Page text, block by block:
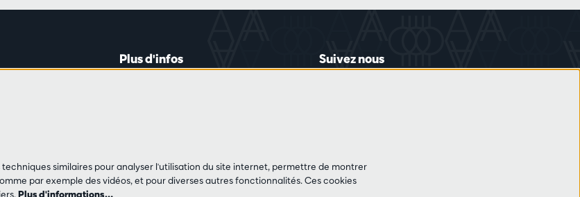
Plus d'infos Suivez nous
techniques similaires pour analyser l'utilisation du site internet, permettre de montrer
par exemple des vidéos, et pour diverses autres fonctionnalités. Ces cookies
Plus d'informations…